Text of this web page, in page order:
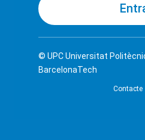
© UPCUniversitat
BarcelonaTech
Contacte